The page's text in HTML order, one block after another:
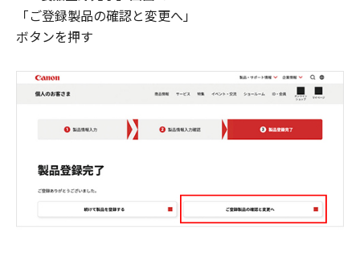
「ご登録製品の確認と変更へ」
ボタンを押す